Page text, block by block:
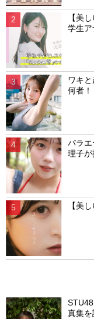
【美
学生
ワキ
何者！
バラエ
理子が
【美
真集を